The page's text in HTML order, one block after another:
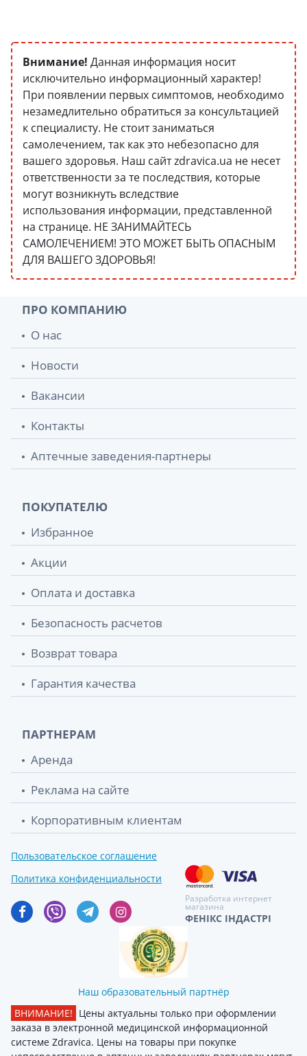
Внимание! Данная информация носит
исключительно информационный характер!
При появлении первых симптомов, необходимо
незамедлительно обратиться за консультацией
к специалисту. Не стоит заниматься
самолечением, так как это небезопасно для
вашего здоровья. Наш сайт zdravica.ua не несет
ответственности за те последствия, которые
могут возникнуть вследствие
использования информации, представленной
на странице. НЕ ЗАНИМАЙТЕСЬ
САМОЛЕЧЕНИЕМ! ЭТО МОЖЕТ БЫТЬ ОПАСНЫМ
ДЛЯ ВАШЕГО ЗДОРОВЬЯ!
ПРО КОМПАНИЮ
О нас
Новости
Вакансии
Контакты
Аптечные заведения-партнеры
ПОКУПАТЕЛЮ
Избранное
Акции
Оплата и доставка
Безопасность расчетов
Возврат товара
Гарантия качества
ПАРТНЕРАМ
Аренда
Реклама на сайте
Корпоративным клиентам
Пользовательское соглашение
Политика конфиденциальности
Разработка интернет
магазина
ФЕНІКС ІНДАСТРІ
Наш образовательный партнёр
ВНИМАНИЕ! Цены актуальны только при оформлении
заказа в электронной медицинской информационной
системе Zdravica. Цены на товары при покупке